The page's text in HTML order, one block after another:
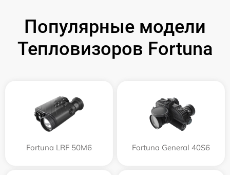
Популярные модели
Тепловизоров Fortuna
Fortuna LRF 50M6 Fortuna General 40S6